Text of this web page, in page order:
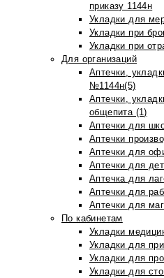
приказу 1144н
Укладки для
Укладки при
Укладки при
Для организаций
Аптечки,
№1144н(5)
Аптечки,
общепита (1)
Аптечки для
Аптечки
Аптечки для
Аптечки для
Аптечка для
Аптечки для
Аптечки для
По кабинетам
Укладки
Укладки для
Укладки для
Укладки для